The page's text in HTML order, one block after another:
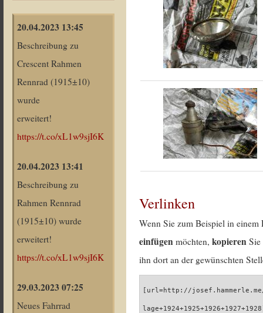
20.04.2023 13:45
Beschreibung zu
Crescent Rahmen
Rennrad (1915±10)
wurde
erweitert!
https://t.co/xL1w9sjI6K
20.04.2023 13:41
Beschreibung zu
Rahmen Rennrad
(1915±10) wurde
erweitert!
https://t.co/xL1w9sjI6K
29.03.2023 07:25
Neues Fahrrad
Verlinken
Wenn Sie zum Beispiel in
einfügen möchten,kopieren
ihn dort an der gewünschten
[url=http://